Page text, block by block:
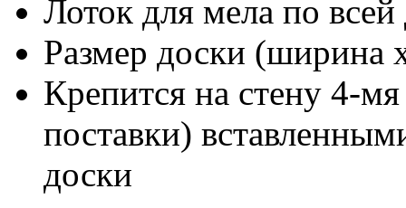
Лоток для мела по
Размер доски (ширина
Крепится на стену 4-
поставки)
доски